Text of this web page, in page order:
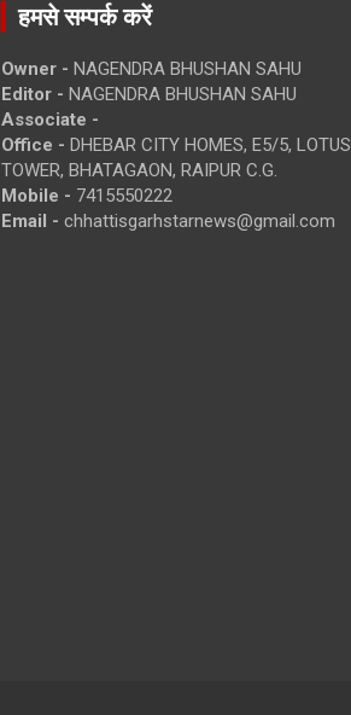
हमसे सम्पर्क करें
Owner - NAGENDRA BHUSHAN SAHU
Editor - NAGENDRA BHUSHAN SAHU
Associate -
Office - DHEBAR CITY HOMES, E5/5, LOTUS
TOWER, BHATAGAON, RAIPUR C.G.
Mobile - 7415550222
Email - chhattisgarhstarnews@gmail.com